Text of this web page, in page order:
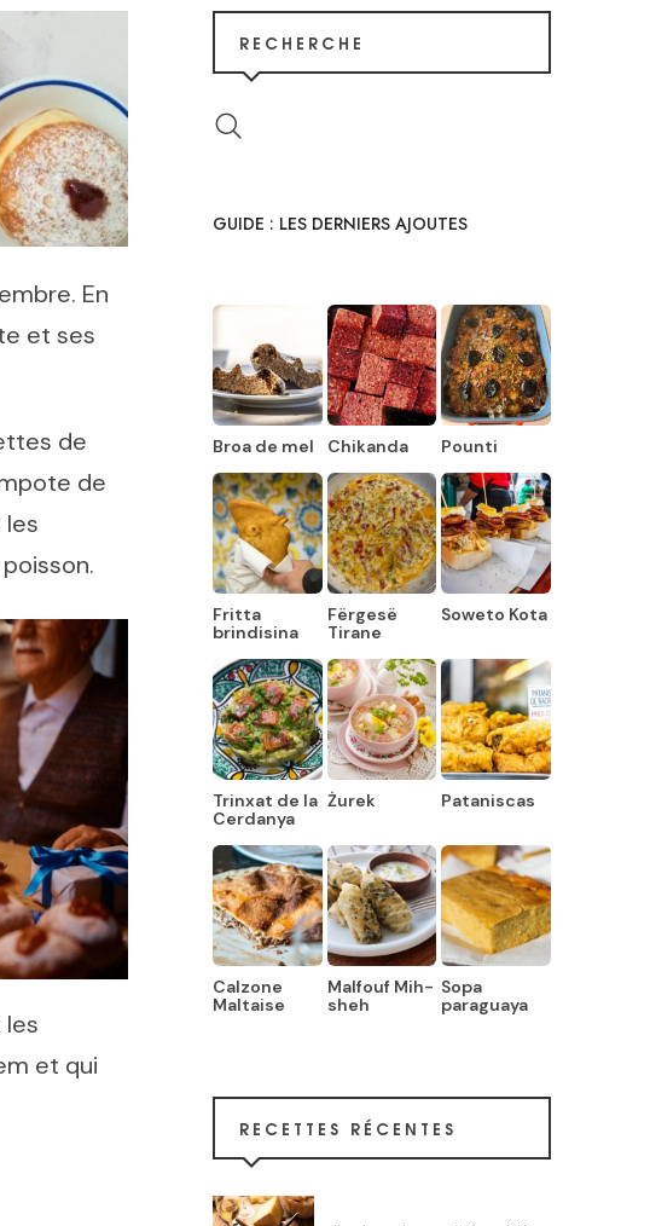
En
et ses
de
de
les
et qui
RECHERCHE
GUIDE : LES DERNIERS AJOUTES
Broa de mel Chikanda Pounti
Fritta
brindisina
Fërgesë
Tirane
Soweto Kota
Trinxat de la
Cerdanya
Żurek Pataniscas
Calzone
Maltaise
Malfouf Mih-
sheh
Sopa
paraguaya
RECETTES RÉCENTES